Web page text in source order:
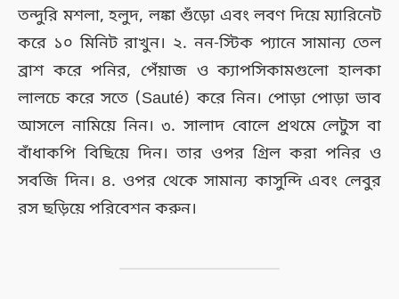
তন্দুরি মশলা, হলুদ, লঙ্কা গুঁড়ো এবং লবণ দিয়ে ম্যারিনেট
করে ১০ মিনিট রাখুন। ২. নন-স্টিক প্যানে সামান্য তেল
ব্রাশ করে পনির, পেঁয়াজ ও ক্যাপসিকামগুলো হালকা
লালচে করে সতে (Sauté) করে নিন। পোড়া পোড়া ভাব
আসলে নামিয়ে নিন। ৩. সালাদ বোলে প্রথমে লেটুস বা
বাঁধাকপি বিছিয়ে দিন। তার ওপর গ্রিল করা পনির ও
সবজি দিন। ৪. ওপর থেকে সামান্য কাসুন্দি এবং লেবুর
রস ছড়িয়ে পরিবেশন করুন।